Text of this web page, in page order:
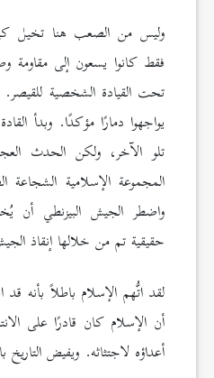
وليس من الصعب هنا تخيل
فقط كانوا يسعون إلى
تحت القيادة الشخصية
يواجهوا دمارًا مؤكدًا. وبدأ
تلو الآخر، ولكن الحدث
المجموعة الإسلامية الشجاعة
واضطر الجيش البيزنطي أن
حقيقية تم من خلالها إنقاذ
لقد اتُّهم الإسلام باطلاً بأنه
أن الإسلام كان قادرًا على
أعداؤه لاجتثاثه. ويفيض